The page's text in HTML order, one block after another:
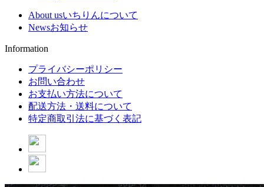
About usいちりんについて
Newsお知らせ
Information
プライバシーポリシー
お問い合わせ
お支払い方法について
配送方法・送料について
特定商取引法に基づく表記